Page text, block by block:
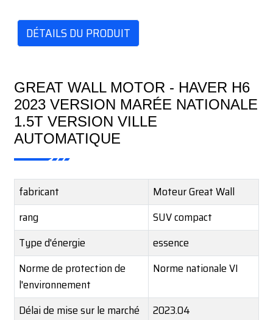
DÉTAILS DU PRODUIT
GREAT WALL MOTOR - HAVER H6
2023 VERSION MARÉE NATIONALE
1.5T VERSION VILLE
AUTOMATIQUE
fabricant
Moteur Great Wall
rang
SUV compact
Type d'énergie
essence
Norme de protection de
l'environnement
Norme nationale VI
Délai de mise sur le marché
2023.04